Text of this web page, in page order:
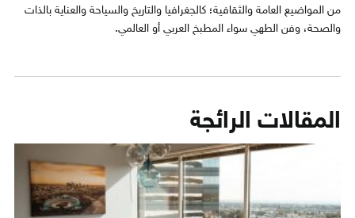
من المواضيع العامة والثقافية؛ كالجغرافيا والتاريخ والسياحة والعناية بالذات
والصحة، وفن الطهي سواء المطبخ العربي أو العالمي.
المقالات الرائجة